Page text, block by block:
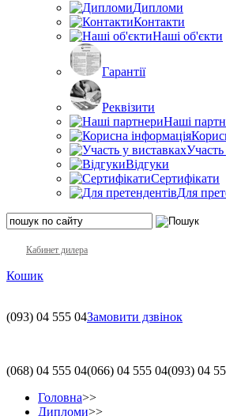
Дипломи
Контакти
Наші об'єкти
Гарантії
Реквізити
Наші
Відгуки
Сертифікати
Для
Кабинет дилера
Кошик
(093) 04 555 04Замовити дзвінок
(068) 04 555 04(066) 04 555 04(093) 04
Головна>>
Дипломи>>